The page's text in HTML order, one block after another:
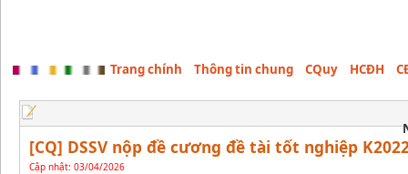
Trang chính Thông tin chung CQuy HCĐH
[CQ] DSSV nộp đề cương đề tài tốt nghiệp
Cập nhật: 03/04/2026